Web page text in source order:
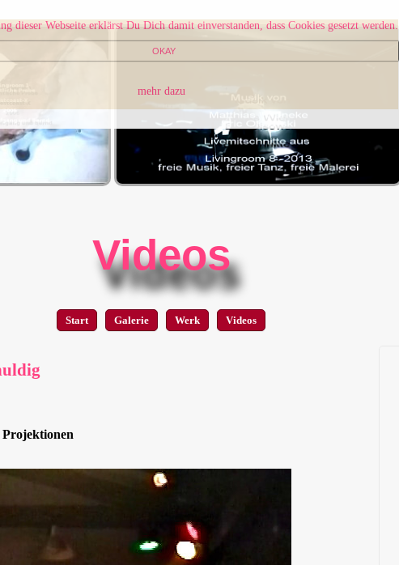
dieser Webseite erklärst Du Dich damit einverstanden, dass Cookies gesetzt werden.
OKAY
mehr dazu
Videos
Start Galerie Werk Videos